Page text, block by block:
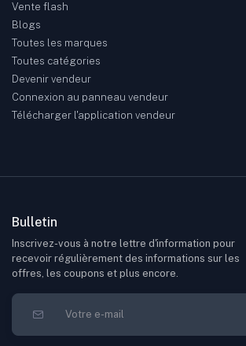
Vente flash
Blogs
Toutes les marques
Toutes catégories
Devenir vendeur
Connexion au panneau vendeur
Télécharger l'application vendeur
Bulletin
Inscrivez-vous à notre lettre d'information pour
recevoir régulièrement des informations sur les
offres, les coupons et plus encore.